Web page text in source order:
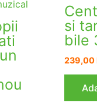
si
bile
239,00